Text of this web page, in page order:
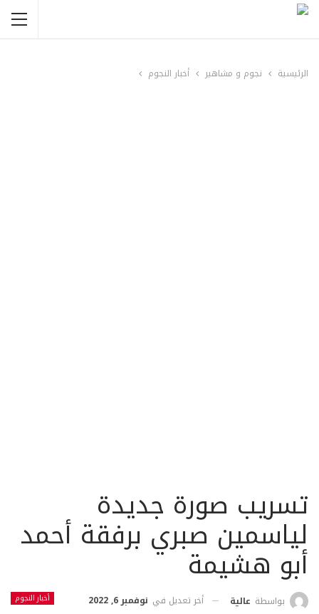
الرئيسية نجوم و مشاهير أخبار النجوم
تسريب صورة جديدة
لياسمين صبري برفقة أحمد
أبو هشيمة
أخبار النجوم بواسطة عالية أخر تعديل في نوفمبر 6, 2022